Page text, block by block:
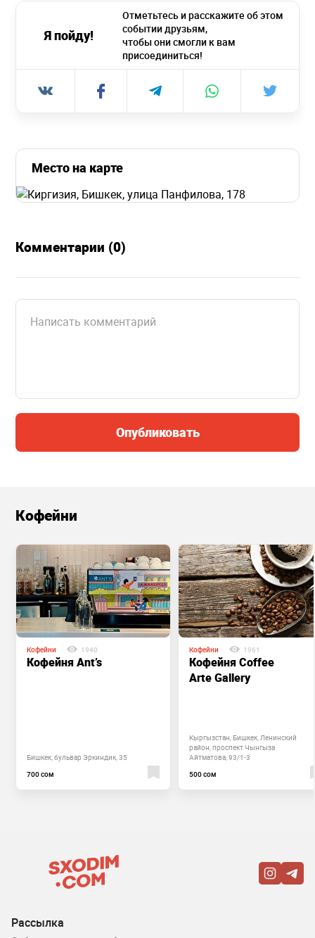
Я пойду!
Отметьтесь и расскажите об этом
событии друзьям,
чтобы они смогли к вам
присоединиться!
Место на карте
Комментарии (0)
Опубликовать
Кофейни
Кофейни 1940
Кофейня Ant’s
Бишкек, бульвар Эркиндик, 35
700 сом
Кофейни 1961
Кофейня Coffee
Arte Gallery
Кыргызстан, Бишкек, Ленинский
район, проспект Чынгыза
Айтматова, 93/1-3
500 сом
Рассылка